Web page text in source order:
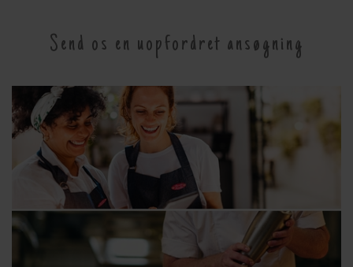
Send os en uopfordret ansøgning